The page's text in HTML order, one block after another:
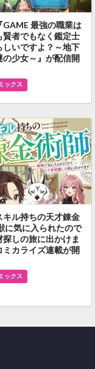
GAME 最強の職業は
賢者でもなく鑑定士
しいですよ？～地下
の少女～』が配信開
ックス
キル持ちの天才錬金
に気に入られたので
探しの旅に出かけま
ミカライズ連載が開
ックス